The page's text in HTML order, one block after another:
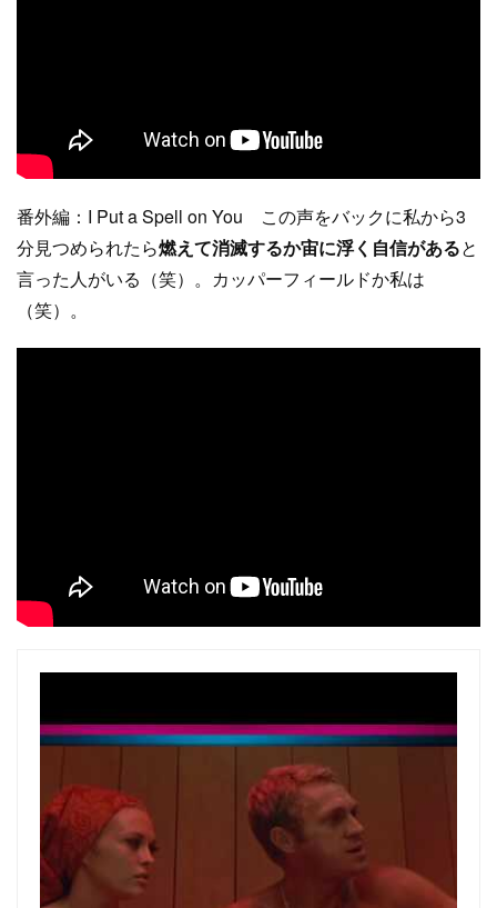
番外編：I Put a Spell on You この声をバックに私から3
分見つめられたら燃えて消滅するか宙に浮く自信があると
言った人がいる（笑）。カッパーフィールドか私は
（笑）。